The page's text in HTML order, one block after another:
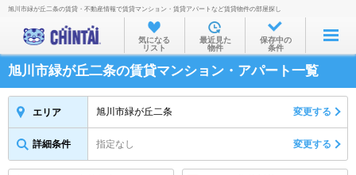
お部屋を探す
沿線・駅から
住所から
家賃相場から
物件特集から
旭川市緑が丘二条の賃貸・不動産情報で賃貸マンション・賃貸アパートなど賃貸物件の部屋探し
気になる
リスト
最近見た
物件
保存中の
条件
旭川市緑が丘二条の賃貸マンション・アパート一覧
エリア 旭川市緑が丘二条 変更する
詳細条件 指定なし 変更する